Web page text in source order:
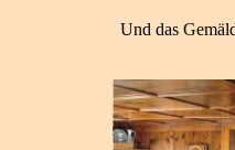
Und das